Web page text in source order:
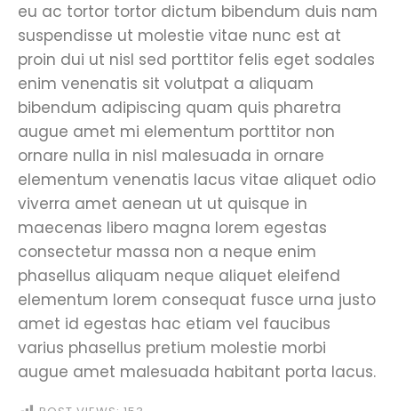
eu ac tortor tortor dictum bibendum duis nam
suspendisse ut molestie vitae nunc est at
proin dui ut nisl sed porttitor felis eget sodales
enim venenatis sit volutpat a aliquam
bibendum adipiscing quam quis pharetra
augue amet mi elementum porttitor non
ornare nulla in nisl malesuada in ornare
elementum venenatis lacus vitae aliquet odio
viverra amet aenean ut ut quisque in
maecenas libero magna lorem egestas
consectetur massa non a neque enim
phasellus aliquam neque aliquet eleifend
elementum lorem consequat fusce urna justo
amet id egestas hac etiam vel faucibus
varius phasellus pretium molestie morbi
augue amet malesuada habitant porta lacus.